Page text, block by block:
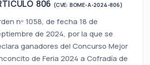
806 (CVE: BOME-A-2024-806)
nº 1058, de fecha 18 de
de 2024, por la que se
ganadores del Concurso Mejor
de Feria 2024 a Cofradía de